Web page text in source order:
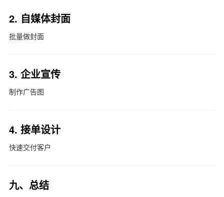
2. 自媒体封面
批量做封面
3. 企业宣传
制作广告图
4. 接单设计
快速交付客户
九、总结